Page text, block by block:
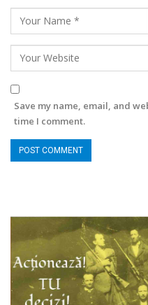
Save my name, email, and
time I comment.